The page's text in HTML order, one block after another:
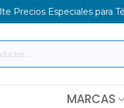
Precios Especiales para
MARCAS